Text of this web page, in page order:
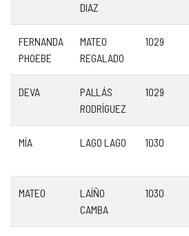
DIAZ
FERNANDA
PHOEBE
MATEO
REGALADO
1029
DEVA
PALLÁS
RODRÍGUEZ
1029
MÍA LAGO LAGO 1030
MATEO
LAÍÑO
CAMBA
1030